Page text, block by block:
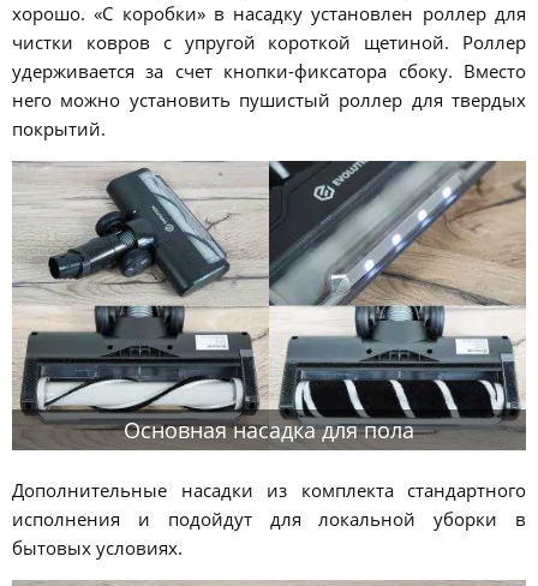
хорошо. «С коробки» в насадку установлен роллер для
чистки ковров с упругой короткой щетиной. Роллер
удерживается за счет кнопки-фиксатора сбоку. Вместо
него можно установить пушистый роллер для твердых
покрытий.
Основная насадка для пола
Дополнительные насадки из комплекта стандартного
исполнения и подойдут для локальной уборки в
бытовых условиях.